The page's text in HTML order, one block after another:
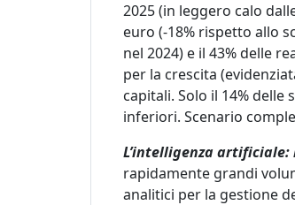
2025 (in leggero calo
euro (-18% rispetto allo
nel 2024) e il 43% delle
per la crescita
capitali. Solo il 14%
inferiori. Scenario
L’intelligenza artificiale:
rapidamente grandi
analitici per la gestione